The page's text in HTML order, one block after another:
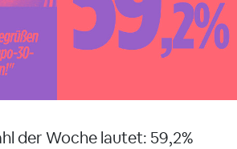
der Woche lautet: 59,2%